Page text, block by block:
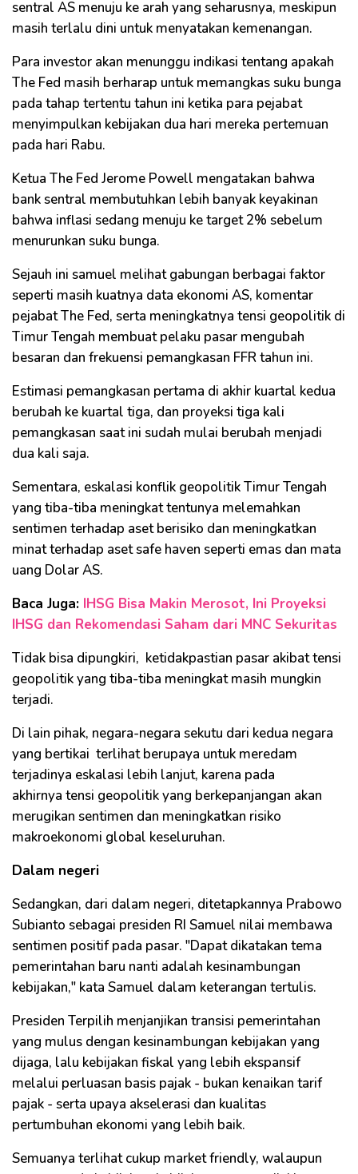
sentral AS menuju ke arah yang seharusnya, meskipun
masih terlalu dini untuk menyatakan kemenangan.
Para investor akan menunggu indikasi tentang apakah
The Fed masih berharap untuk memangkas suku bunga
pada tahap tertentu tahun ini ketika para pejabat
menyimpulkan kebijakan dua hari mereka pertemuan
pada hari Rabu.
Ketua The Fed Jerome Powell mengatakan bahwa
bank sentral membutuhkan lebih banyak keyakinan
bahwa inflasi sedang menuju ke target 2% sebelum
menurunkan suku bunga.
Sejauh ini samuel melihat gabungan berbagai faktor
seperti masih kuatnya data ekonomi AS, komentar
pejabat The Fed, serta meningkatnya tensi geopolitik di
Timur Tengah membuat pelaku pasar mengubah
besaran dan frekuensi pemangkasan FFR tahun ini.
Estimasi pemangkasan pertama di akhir kuartal kedua
berubah ke kuartal tiga, dan proyeksi tiga kali
pemangkasan saat ini sudah mulai berubah menjadi
dua kali saja.
Sementara, eskalasi konflik geopolitik Timur Tengah
yang tiba-tiba meningkat tentunya melemahkan
sentimen terhadap aset berisiko dan meningkatkan
minat terhadap aset safe haven seperti emas dan mata
uang Dolar AS.
Baca Juga: IHSG Bisa Makin Merosot, Ini Proyeksi
IHSG dan Rekomendasi Saham dari MNC Sekuritas
Tidak bisa dipungkiri, ketidakpastian pasar akibat tensi
geopolitik yang tiba-tiba meningkat masih mungkin
terjadi.
Di lain pihak, negara-negara sekutu dari kedua negara
yang bertikai terlihat berupaya untuk meredam
terjadinya eskalasi lebih lanjut, karena pada
akhirnya tensi geopolitik yang berkepanjangan akan
merugikan sentimen dan meningkatkan risiko
makroekonomi global keseluruhan.
Dalam negeri
Sedangkan, dari dalam negeri, ditetapkannya Prabowo
Subianto sebagai presiden RI Samuel nilai membawa
sentimen positif pada pasar. "Dapat dikatakan tema
pemerintahan baru nanti adalah kesinambungan
kebijakan," kata Samuel dalam keterangan tertulis.
Presiden Terpilih menjanjikan transisi pemerintahan
yang mulus dengan kesinambungan kebijakan yang
dijaga, lalu kebijakan fiskal yang lebih ekspansif
melalui perluasan basis pajak - bukan kenaikan tarif
pajak - serta upaya akselerasi dan kualitas
pertumbuhan ekonomi yang lebih baik.
Semuanya terlihat cukup market friendly, walaupun